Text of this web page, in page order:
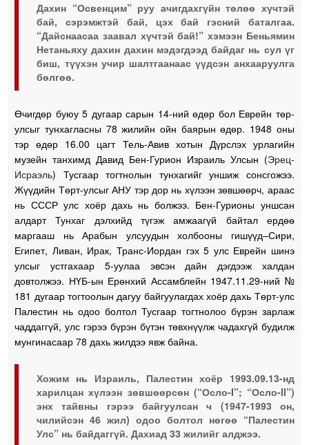
Дахин “Освенцим” руу ачигдахгүйн төлөө хүчтэй
бай, сэрэмжтэй бай, цэх бай гэсний баталгаа.
“Дайснаасаа заавал хүчтэй бай!” хэмээн Беньямин
Нетаньяху дахин дахин мэдэгдээд байдаг нь сул үг
биш, түүхэн учир шалтгаанаас үүдсэн анхааруулга
бөлгөө.
Өчигдөр буюу 5 дугаар сарын 14-ний өдөр бол Еврейн төр-
улсыг тунхагласны 78 жилийн ойн баярын өдөр. 1948 оны
тэр өдөр 16.00 цагт Тель-Авив хотын Дүрслэх урлагийн
музейн танхимд Давид Бен-Гурион Израиль Улсын (Эрец-
Исраэль) Тусгаар тогтнолын тунхагийг уншиж сонсгожээ.
Жүүдийн Төрт-улсыг АНУ тэр дор нь хүлээн зөвшөөрч, араас
нь СССР улс хоёр дахь нь болжээ. Бен-Гурионы уншсан
алдарт Тунхаг дэлхийд түгэж амжаагүй байтал ердөө
маргааш нь Арабын улсуудын холбооны гишүүд–Сири,
Египет, Ливан, Ирак, Транс-Иордан гэх 5 улс Еврейн шинэ
улсыг устгахаар 5-уулаа эвcэн дайн дэгдээж халдан
довтолжээ. НҮБ-ын Ерөнхий Ассамблейн 1947.11.29-ний №
181 дугаар тогтоолын дагуу байгуулагдах хоёр дахь Төрт-улс
Палестин нь одоо болтол Тусгаар тогтнолоо бүрэн зарлаж
чаддаггүй, улс гэрээ бүрэн бүтэн төвхнүүлж чадахгүй будилж
мунгинасаар 78 дахь жилдээ явж байна.
Хожим нь Израиль, Палестин хоёр 1993.09.13-нд
харилцан хүлээн зөвшөөрсөн (“Осло-I”; “Осло-II”)
энх тайвны гэрээ байгуулсан ч (1947-1993 он,
чилийсэн 46 жил) одоо болтол нөгөө “Палестин
Улс” нь байдаггүй. Дахиад 33 жилийг алджээ.